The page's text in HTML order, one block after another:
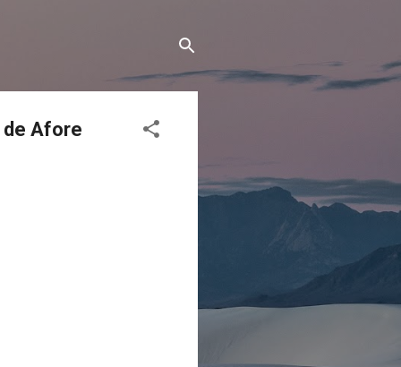
Afore